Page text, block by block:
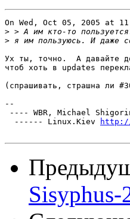
On Wed, Oct 05, 2005 at
>
>
Ух ты, точно.  А давайте
чтоб хоть в updates
(спрашивать, страшна ли
--
---- WBR, Michael
  ------ Linux.Kiev